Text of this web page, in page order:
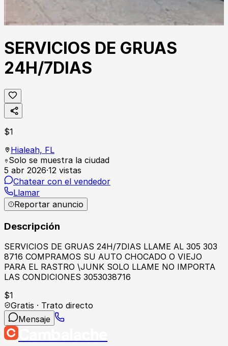
SERVICIOS DE GRUAS
24H/7DIAS
$1
Hialeah, FL
Solo se muestra la ciudad
5 abr 2026·12 vistas
Chatear con el vendedor
Llamar
Reportar anuncio
Descripción
SERVICIOS DE GRUAS 24H/7DIAS LLAME AL 305 303
8716 COMPRAMOS SU AUTO CHOCADO O VIEJO
PARA EL RASTRO \JUNK SOLO LLAME NO IMPORTA
LAS CONDICIONES 3053038716
$1
Gratis · Trato directo
Mensaje